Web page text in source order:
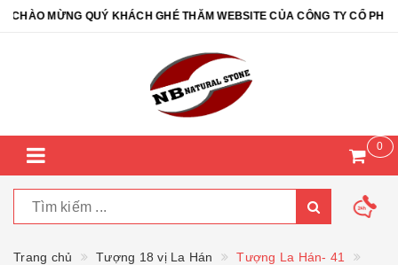
MỪNG QUÝ KHÁCH GHÉ THĂM WEBSITE CỦA CÔNG TY CỔ
0
Trang chủ Tượng 18 vị La Hán Tượng La Hán- 41